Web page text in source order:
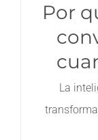
Por
La